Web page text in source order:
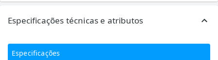
Especificações técnicas e atributos
Especificações